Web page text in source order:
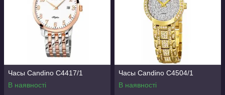
Часы Candino C4417/1
В наявності
Часы Candino C4504/1
В наявності